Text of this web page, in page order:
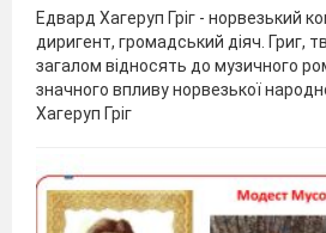
Едвард Хагеруп Гріг - норвезький
диригент, громадський діяч. Григ,
загалом відносять до музичного
значного впливу норвезької
Хагеруп Гріг